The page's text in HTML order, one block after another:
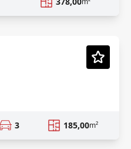
3 185,00m²